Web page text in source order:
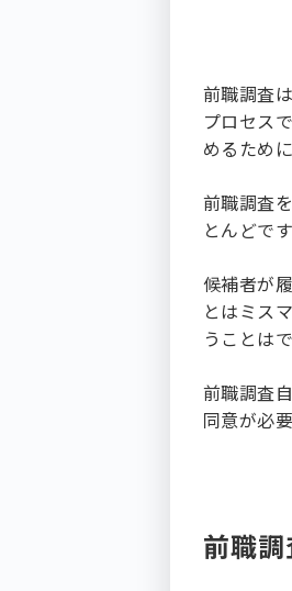
前職調査
プロセス
めるため
前職調査
とんどです
候補者が
とはミス
うことは
前職調査
同意が必要
前職